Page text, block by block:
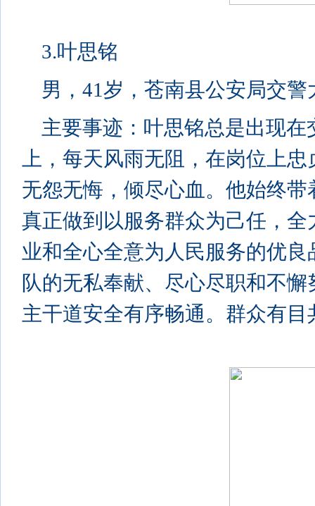
3.叶思铭
男，41岁，苍南县公安局交
主要事迹：叶思铭总是出现
上，每天风雨无阻，在岗位上
无怨无悔，倾尽心血。他始终
真正做到以服务群众为己任，
业和全心全意为人民服务的优
队的无私奉献、尽心尽职和不
主干道安全有序畅通。群众有